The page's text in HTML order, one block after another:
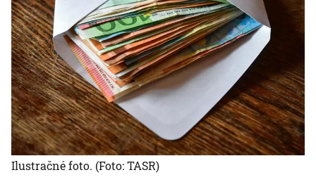
Ilustračné foto. (Foto: TASR)